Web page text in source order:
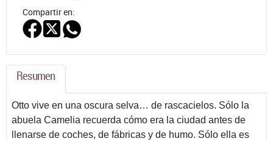
Compartir en:
Resumen
Otto vive en una oscura selva… de rascacielos. Sólo la
abuela Camelia recuerda cómo era la ciudad antes de
llenarse de coches, de fábricas y de humo. Sólo ella es